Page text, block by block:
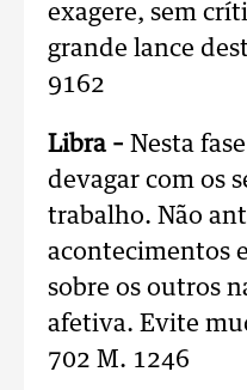
exagere, sem
grande lance
9162
Libra – Nesta
devagar com os
trabalho. Não
acontecimentos
sobre os outros
afetiva. Evite
702 M. 1246